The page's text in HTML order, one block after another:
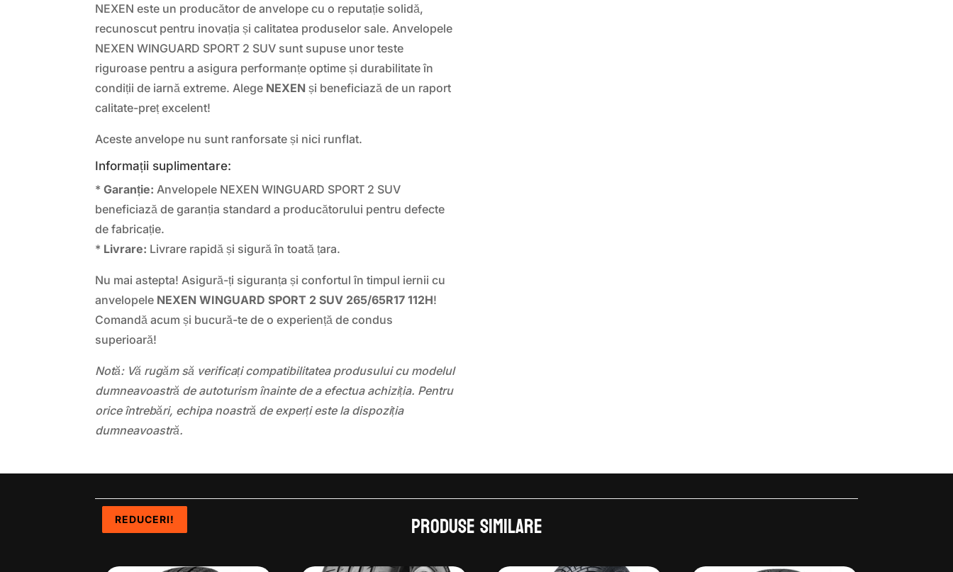
NEXEN este un producător de anvelope cu o reputație solidă,
recunoscut pentru inovația și calitatea produselor sale. Anvelopele
NEXEN WINGUARD SPORT 2 SUV sunt supuse unor teste
riguroase pentru a asigura performanțe optime și durabilitate în
condiții de iarnă extreme. Alege NEXEN și beneficiază de un raport
calitate-preț excelent!
Aceste anvelope nu sunt ranforsate și nici runflat.
Informații suplimentare:
*Garanție: Anvelopele NEXEN WINGUARD SPORT 2 SUV
beneficiază de garanția standard a producătorului pentru defecte
de fabricație.
* Livrare: Livrare rapidă și sigură în toată țara.
Nu mai astepta! Asigură-ți siguranța și confortul în timpul iernii cu
anvelopele NEXEN WINGUARD SPORT 2 SUV 265/65R17 112H!
Comandă acum și bucură-te de o experiență de condus
superioară!
Notă: Vă rugăm să verificați compatibilitatea produsului cu modelul
dumneavoastră de autoturism înainte de a efectua achiziția. Pentru
orice întrebări, echipa noastră de experți este la dispoziția
dumneavoastră.
Produse similare
REDUCERI!
REDUCERI!
REDUCERI!
REDUCERI!